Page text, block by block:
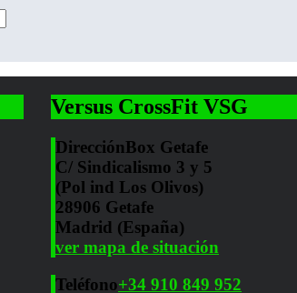
Versus CrossFit VSG
DirecciónBox Getafe
C/ Sindicalismo 3 y 5
(Pol ind Los Olivos)
28906 Getafe
Madrid (España)
ver mapa de situación
Teléfono+34 910 849 952